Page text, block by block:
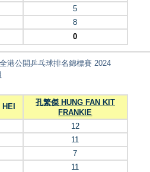
5
8
0
港公開乒乓球排名錦標賽 2024
孔繁傑 HUNG FAN KIT
FRANKIE
12
11
7
11